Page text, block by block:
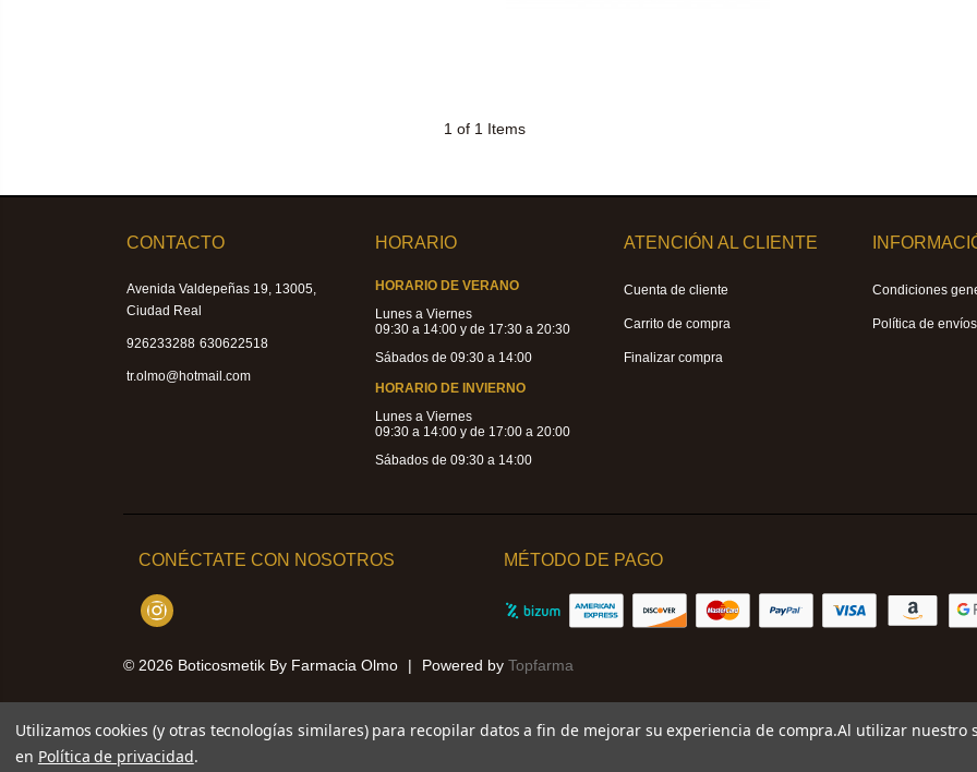
1 of 1 Items
CONTACTO
Avenida Valdepeñas 19, 13005,
Ciudad Real
926233288 630622518
tr.olmo@hotmail.com
HORARIO
HORARIO DE VERANO
Lunes a Viernes
09:30 a 14:00 y de 17:30 a 20:30
Sábados de 09:30 a 14:00
HORARIO DE INVIERNO
Lunes a Viernes
09:30 a 14:00 y de 17:00 a 20:00
Sábados de 09:30 a 14:00
ATENCIÓN AL CLIENTE
Cuenta de cliente
Carrito de compra
Finalizar compra
Condiciones
Política de
CONÉCTATE CON NOSOTROS
Instagram
MÉTODO DE PAGO
© 2026 Boticosmetik By Farmacia Olmo | Powered by Topfarma
Utilizamos cookies (y otras tecnologías similares) para recopilar datos a fin de mejorar su experiencia de compra.Al utilizar nuestro
en Política de privacidad.